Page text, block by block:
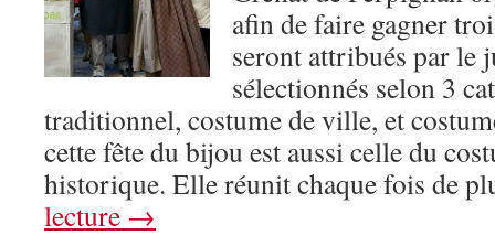
afin de faire gagner
seront attribués par le
sélectionnés selon 3
traditionnel, costume de ville, et
cette fête du bijou est aussi celle du
historique. Elle réunit chaque fois de
lecture →